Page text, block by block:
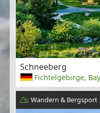
Schneeberg
Fichtelgebirge,
Wandern & Bergsport